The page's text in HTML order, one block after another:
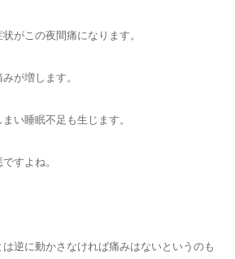
がこの夜間痛になります。
が増します。
い睡眠不足も生じます。
すよね。
逆に動かさなければ痛みはないというのも